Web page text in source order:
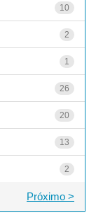
10
2
1
26
20
13
2
Próximo >